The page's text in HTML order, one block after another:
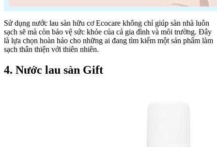
Sử dụng nước lau sàn hữu cơ Ecocare không chỉ giúp sàn nhà luôn
sạch sẽ mà còn bảo vệ sức khỏe của cả gia đình và môi trường. Đây
là lựa chọn hoàn hảo cho những ai đang tìm kiếm một sản phẩm làm
sạch thân thiện với thiên nhiên.
4. Nước lau sàn Gift